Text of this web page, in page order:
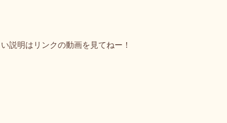
説明はリンクの動画を見てねー！